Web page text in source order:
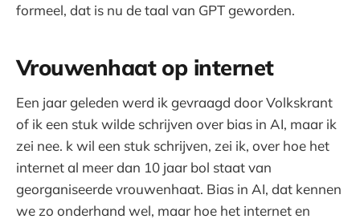
formeel, dat is nu de taal van GPT geworden.
Vrouwenhaat op internet
Een jaar geleden werd ik gevraagd door Volkskrant
of ik een stuk wilde schrijven over bias in AI, maar ik
zei nee. k wil een stuk schrijven, zei ik, over hoe het
internet al meer dan 10 jaar bol staat van
georganiseerde vrouwenhaat. Bias in AI, dat kennen
we zo onderhand wel, maar hoe het internet en